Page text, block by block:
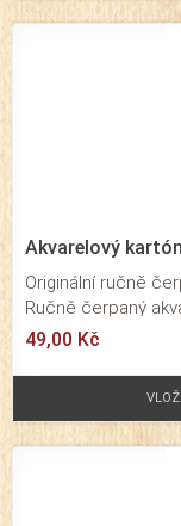
Akvarelový
Originální ručně
Ručně čerpaný
vlákna. Určený pro
technologie je
49,00 Kč